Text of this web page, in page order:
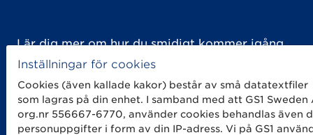
Lär dig mer om hur du smidigt kommer igång
med att använda 2D-koder.
Kom-igång-guide
Inställningar för cookies
Cookies (även kallade kakor) består av små datatextfiler
som lagras på din enhet. I samband med att GS1 Sweden
org.nr 556667-6770, använder cookies behandlas även
personuppgifter i form av din IP-adress. Vi på GS1